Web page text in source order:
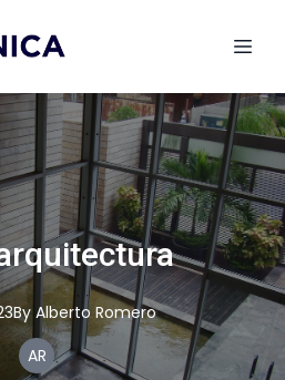
By Alberto Romero
AR